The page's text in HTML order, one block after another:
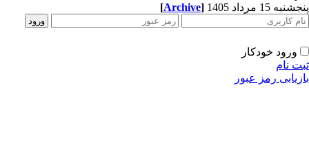
15 مرداد 1405 [Archive]
ورود خودکار
نام
رمز عبور